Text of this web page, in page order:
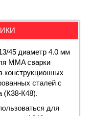
45 диаметр 4.0 мм
MMA сварки
конструкционных
сталей с
(К38-К48).
для